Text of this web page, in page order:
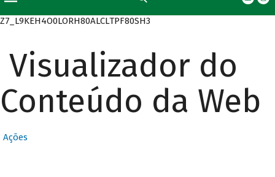
Z7_L9KEH4O0LORH80ALCLTPF80SH3
Visualizador do
Conteúdo da Web
Ações